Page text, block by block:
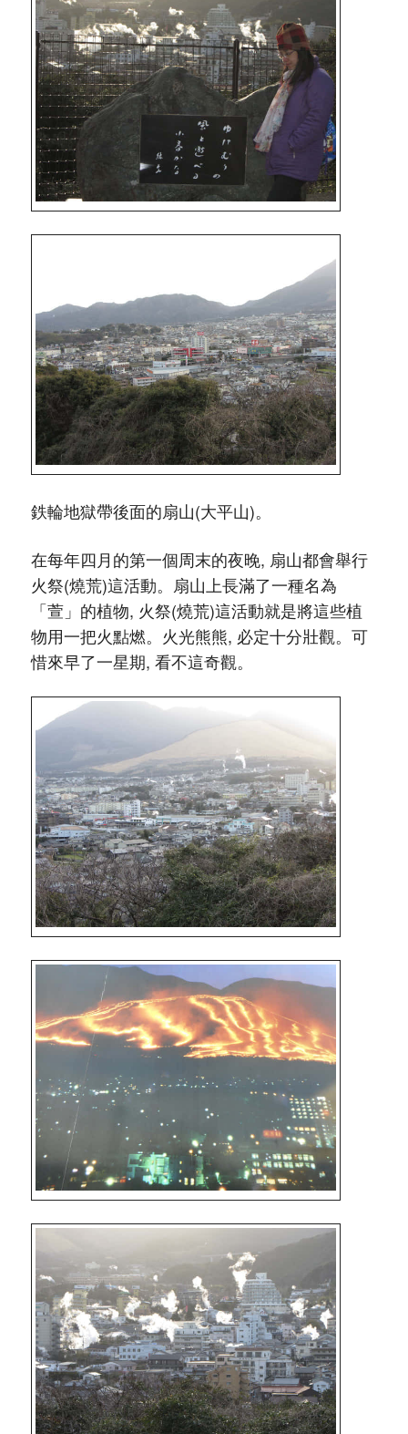
鉄輪地獄帶後面的扇山(大平山)。
在每年四月的第一個周末的夜晚, 扇山都會舉行
火祭(燒荒)這活動。扇山上長滿了一種名為
「萱」的植物, 火祭(燒荒)這活動就是將這些植
物用一把火點燃。火光熊熊, 必定十分壯觀。可
惜來早了一星期, 看不這奇觀。